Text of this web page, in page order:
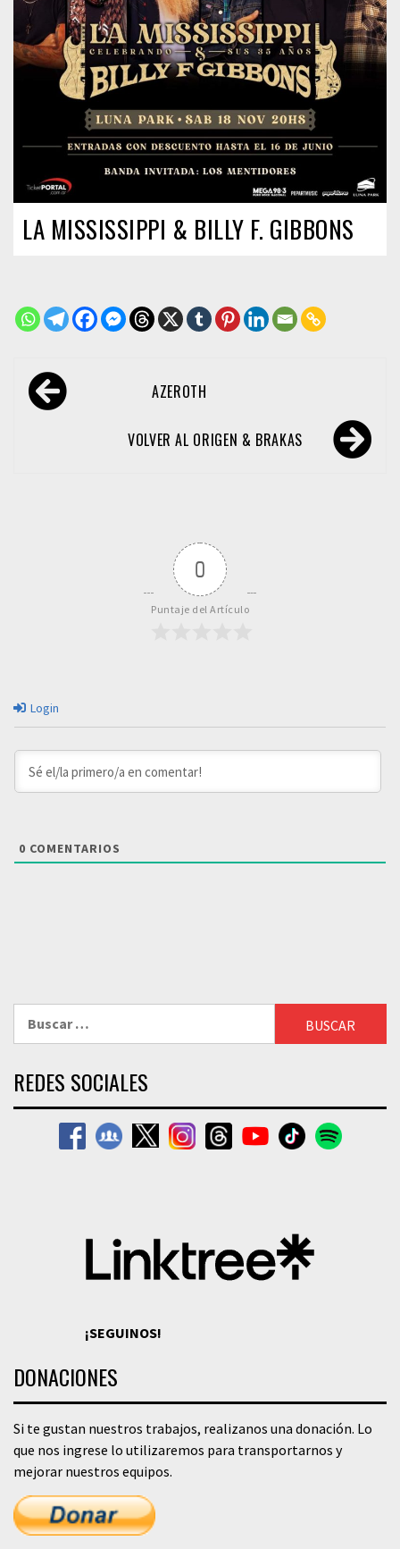
LA MISSISSIPPI & BILLY F. GIBBONS
Navegación
de AZEROTH
VOLVER AL ORIGEN & BRAKAS
0
Puntaje del Artículo
Login
0 COMENTARIOS
REDES SOCIALES
¡SEGUINOS!
DONACIONES
Si te gustan nuestros trabajos, realizanos una donación. Lo
que nos ingrese lo utilizaremos para transportarnos y
mejorar nuestros equipos.